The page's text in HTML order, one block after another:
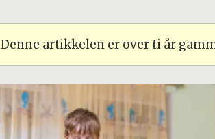
Denne artikkelen er over ti år